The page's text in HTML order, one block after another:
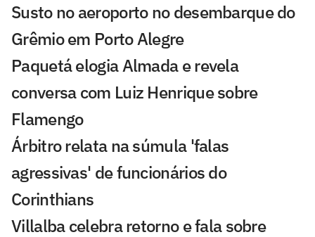
Susto no aeroporto no desembarque do
Grêmio em Porto Alegre
Paquetá elogia Almada e revela
conversa com Luiz Henrique sobre
Flamengo
Árbitro relata na súmula 'falas
agressivas' de funcionários do
Corinthians
Villalba celebra retorno e fala sobre